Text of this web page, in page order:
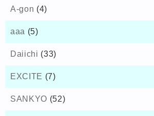
A-gon (4)
aaa (5)
Daiichi (33)
EXCITE (7)
SANKYO (52)